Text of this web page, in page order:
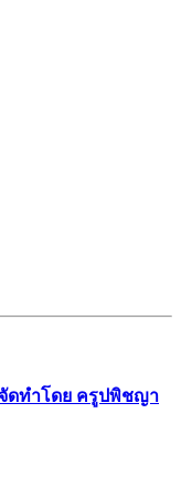
ดทำโดย​ ครูปพิชญา​